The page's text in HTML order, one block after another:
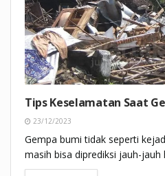
Tips Keselamatan Saat
23/12/2023
Gempa bumi tidak seperti
masih bisa diprediksi jauh-jauh